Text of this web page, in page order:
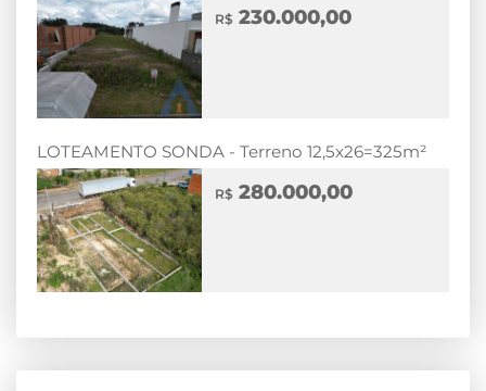
R$ 230.000,00
LOTEAMENTO SONDA - Terreno 12,5x26=325m²
R$ 280.000,00